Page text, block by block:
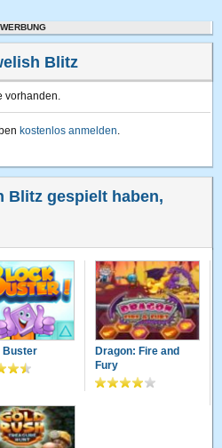
WERBUNG
Blitz
vorhanden.
kostenlos anmelden.
Blitz gespielt haben,
Buster
Dragon: Fire and
Fury